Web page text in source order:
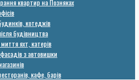
квартир на Позняках
котеджів
будівництва
яхт, катерів
з автовишки
кафе, барів